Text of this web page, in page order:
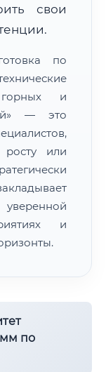
свои
по
и
— это
или
и
по